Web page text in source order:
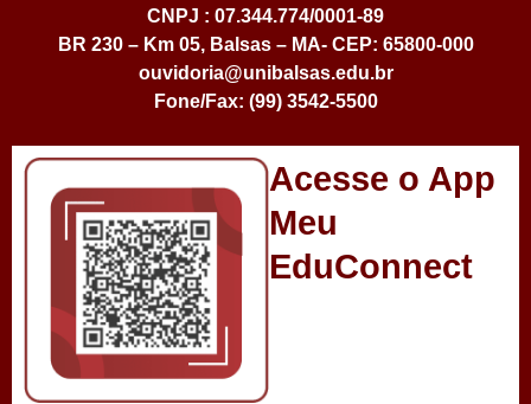
CNPJ : 07.344.774/0001-89
BR 230 – Km 05, Balsas – MA- CEP: 65800-000
ouvidoria@unibalsas.edu.br
Fone/Fax: (99) 3542-5500
Acesse o App
Meu
EduConnect